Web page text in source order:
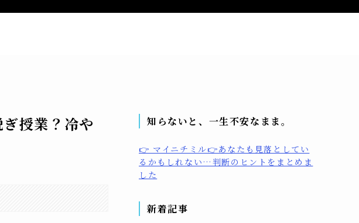
授業？冷や
知らないと、一生不安なまま。
👉 マイニチミル👉あなたも見落としてい
るかもしれない…判断のヒントをまとめま
した
新着記事